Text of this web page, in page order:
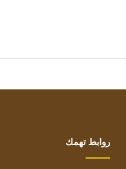
روابط تهمك